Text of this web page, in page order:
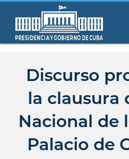
Discurso
la clausura
Nacional de
Palacio de